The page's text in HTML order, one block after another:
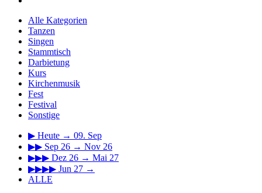
Alle Kategorien
Tanzen
Singen
Stammtisch
Darbietung
Kurs
Kirchenmusik
Fest
Festival
Sonstige
▶ Heute → 09. Sep
▶▶ Sep 26 → Nov 26
▶▶▶ Dez 26 → Mai 27
▶▶▶▶ Jun 27 →
ALLE